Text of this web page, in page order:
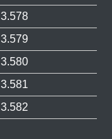
3.578
3.579
3.580
3.581
3.582